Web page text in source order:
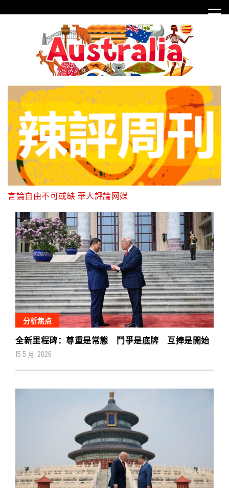
to
言論自由不可或缺 華人評論网媒
分析焦点
全新里程碑：尊重是常態 鬥爭是底牌 互捧是開始
15 5 月, 2026